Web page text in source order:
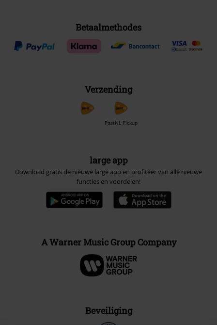
Betaalmethodes
Verzending
PostNL Pickup
large app
Download gratis de nieuwe large app en profiteer van alle nieuwe
functies en voordelen!
A Warner Music Group Company
Beveiliging